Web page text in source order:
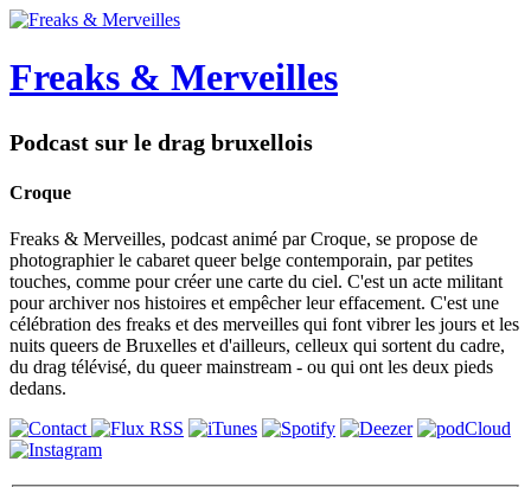
Freaks & Merveilles
Podcast sur le drag bruxellois
Croque
Freaks & Merveilles, podcast animé par Croque, se propose de
photographier le cabaret queer belge contemporain, par petites
touches, comme pour créer une carte du ciel. C'est un acte militant
pour archiver nos histoires et empêcher leur effacement. C'est une
célébration des freaks et des merveilles qui font vibrer les jours et les
nuits queers de Bruxelles et d'ailleurs, celleux qui sortent du cadre,
du drag télévisé, du queer mainstream - ou qui ont les deux pieds
dedans.